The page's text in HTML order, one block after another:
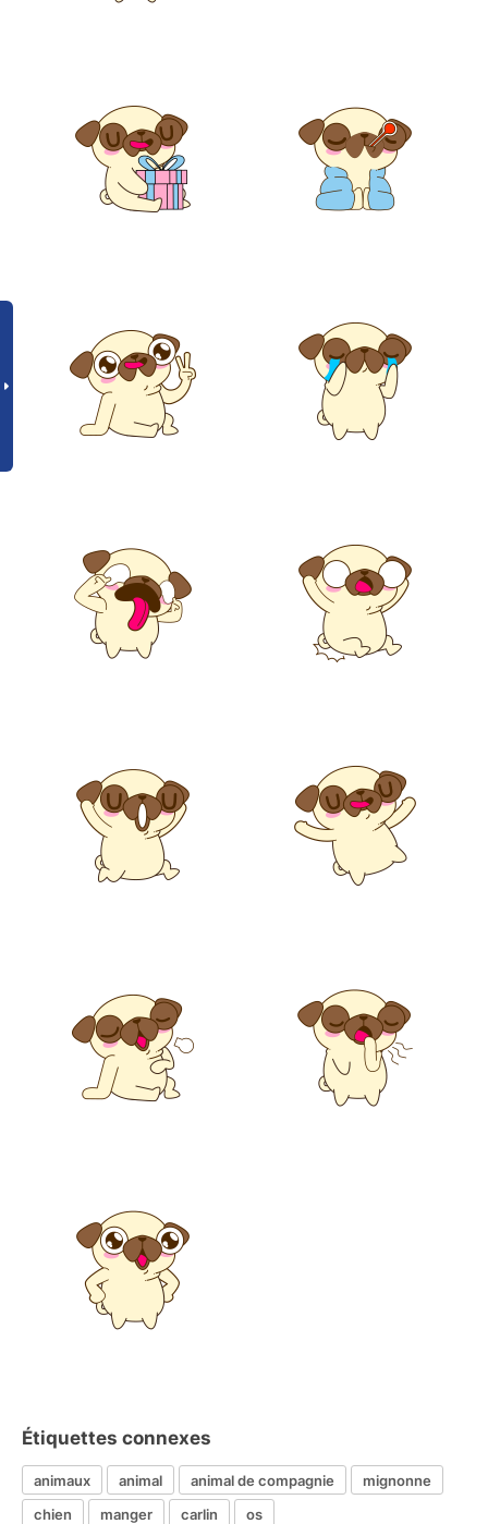
Étiquettes connexes
animaux animal animal de compagnie
mignonne
chien
manger carlin os